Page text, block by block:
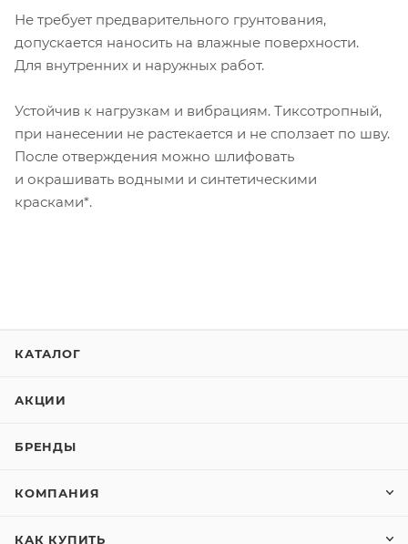
Не требует предварительного грунтования,
допускается наносить на влажные поверхности.
Для внутренних и наружных работ.
Устойчив к нагрузкам и вибрациям. Тиксотропный,
при нанесении не растекается и не сползает по шву.
После отверждения можно шлифовать
и окрашивать водными и синтетическими
красками*.
КАТАЛОГ
АКЦИИ
БРЕНДЫ
КОМПАНИЯ
КАК КУПИТЬ